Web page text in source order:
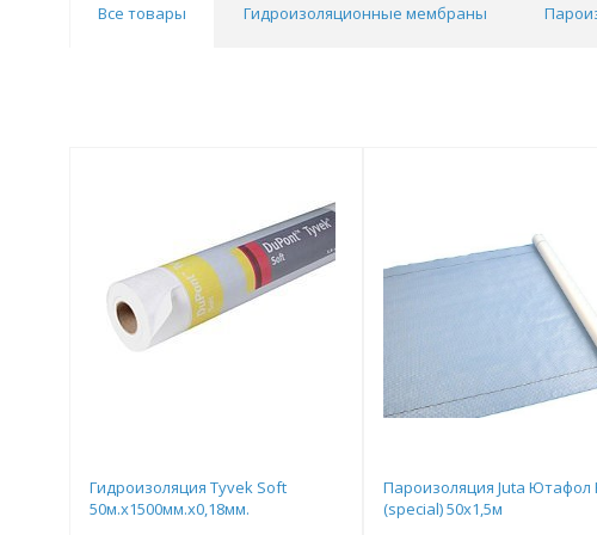
Все товары Гидроизоляционные мембраны
Гидроизоляция Tyvek Soft
50м.х1500мм.х0,18мм.
Пароизоляция Juta Ютафол
(special) 50х1,5м